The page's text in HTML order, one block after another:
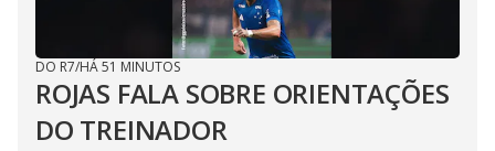
DO R7/HÁ 51 MINUTOS
ROJAS FALA SOBRE ORIENTAÇÕES
DO TREINADOR